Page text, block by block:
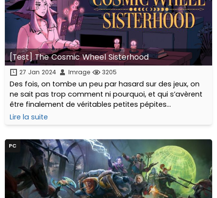
[Test] The Cosmic Wheel Sisterhood
27 Jan 2024 Imrage 3205
Des fois, on tombe un peu par hasard sur des jeux, on
ne sait pas trop comment ni pourquoi, et qui s’avèrent
être finalement de véritables petites pépites...
Lire la suite
PC